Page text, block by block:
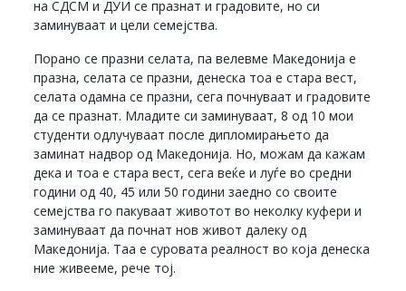
на СДСМ и ДУИ се празнат и градовите, но си
заминуваат и цели семејства.
Порано се празни селата, па велевме Македонија е
празна, селата се празни, денеска тоа е стара вест,
селата одамна се празни, сега почнуваат и градовите
да се празнат. Младите си заминуваат, 8 од 10 мои
студенти одлучуваат после дипломирањето да
заминат надвор од Македонија. Но, можам да кажам
дека и тоа е стара вест, сега веќе и луѓе во средни
години од 40, 45 или 50 години заедно со своите
семејства го пакуваат животот во неколку куфери и
заминуваат да почнат нов живот далеку од
Македонија. Таа е суровата реалност во која денеска
ние живееме, рече тој.